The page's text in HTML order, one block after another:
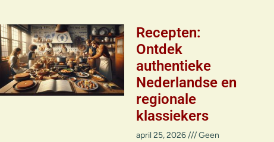
Recepten:
Ontdek
authentieke
Nederlandse en
regionale
klassiekers
april 25, 2026
Geen